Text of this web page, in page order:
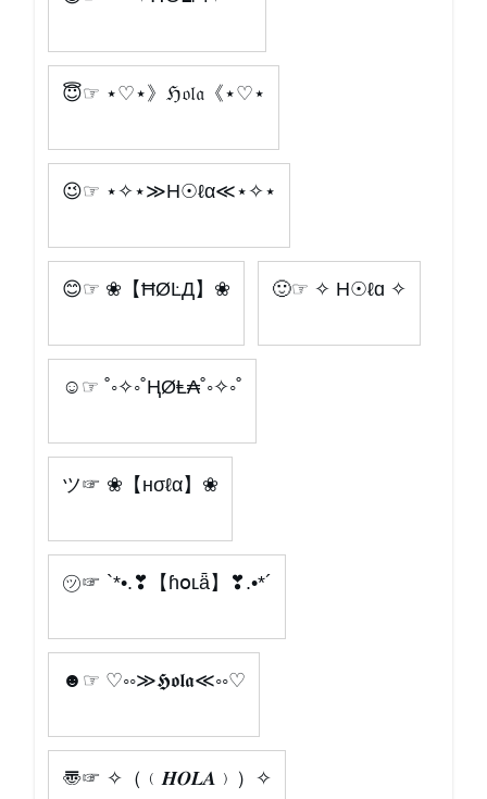
😇☞ ⋆♡⋆》ℌ𝔬𝔩𝔞《⋆♡⋆
😉☞ ⋆✧⋆≫H☉ℓα≪⋆✧⋆
😊☞ ❀【ĦØĿД】❀ 🙂☞ ✧ H☉ℓɑ ✧
☺☞ ˚◦✧◦˚ⱧØⱠ₳˚◦✧◦˚
ツ☞ ❀【нσℓα】❀
㋡☞ `*•.❣【ɦօʟǟ】❣.•*´
☻☞ ♡◦◦≫𝕳𝖔𝖑𝖆≪◦◦♡
〠☞ ✧（﹙𝑯𝑶𝑳𝑨﹚）✧